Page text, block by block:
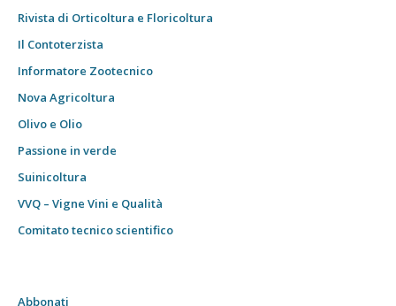
Rivista di Orticoltura e Floricoltura
Il Contoterzista
Informatore Zootecnico
Nova Agricoltura
Olivo e Olio
Passione in verde
Suinicoltura
VVQ – Vigne Vini e Qualità
Comitato tecnico scientifico
Abbonati